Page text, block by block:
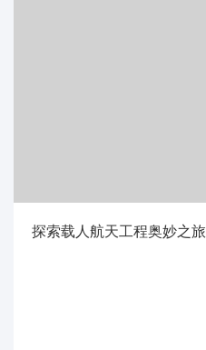
探索载人航天工程奥妙之旅